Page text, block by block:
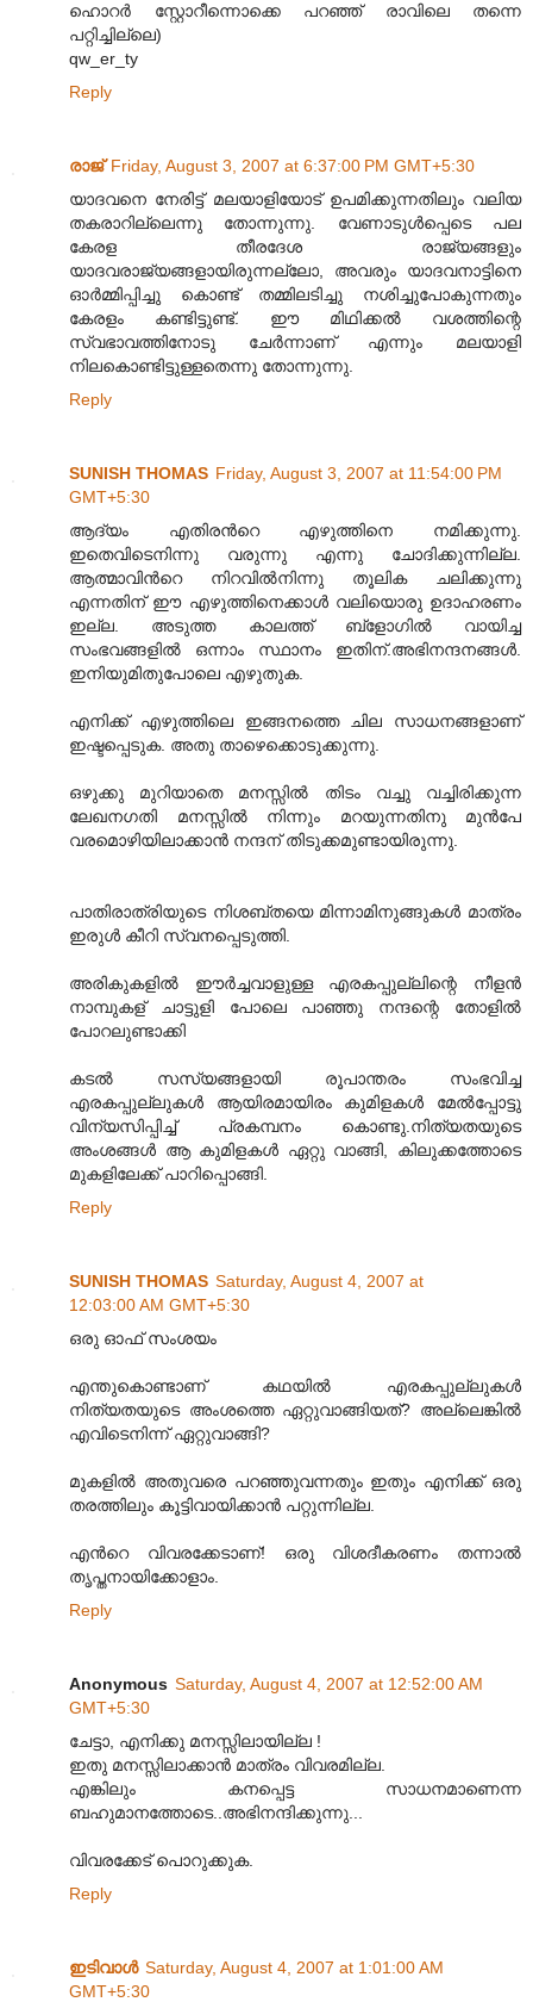
ഹൊറര്‍ സ്റ്റോറീന്നൊക്കെ പറഞ്ഞ് രാവിലെ തന്നെ
പറ്റിച്ചില്ലെ)
qw_er_ty
Reply
രാജ് Friday, August 3, 2007 at 6:37:00 PM GMT+5:30
യാദവനെ നേരിട്ട് മലയാളിയോട് ഉപമിക്കുന്നതിലും വലിയ
തകരാറില്ലെന്നു തോന്നുന്നു. വേണാടുള്‍പ്പെടെ പല
കേരള തീരദേശ രാജ്യങ്ങളും
യാദവരാജ്യങ്ങളായിരുന്നല്ലോ, അവരും യാദവനാട്ടിനെ
ഓര്‍മ്മിപ്പിച്ചു കൊണ്ട് തമ്മിലടിച്ചു നശിച്ചുപോകുന്നതും
കേരളം കണ്ടിട്ടുണ്ട്. ഈ മിഥിക്കല്‍ വശത്തിന്റെ
സ്വഭാവത്തിനോടു ചേര്‍ന്നാണ് എന്നും മലയാളി
നിലകൊണ്ടിട്ടുള്ളതെന്നു തോന്നുന്നു.
Reply
SUNISH THOMAS Friday, August 3, 2007 at 11:54:00 PM
GMT+5:30
ആദ്യം എതിരന്‍റെ എഴുത്തിനെ നമിക്കുന്നു.
ഇതെവിടെനിന്നു വരുന്നു എന്നു ചോദിക്കുന്നില്ല.
ആത്മാവിന്‍റെ നിറവില്‍നിന്നു തൂലിക ചലിക്കുന്നു
എന്നതിന് ഈ എഴുത്തിനെക്കാള്‍ വലിയൊരു ഉദാഹരണം
ഇല്ല. അടുത്ത കാലത്ത് ബ്ളോഗില്‍ വായിച്ച
സംഭവങ്ങളില്‍ ഒന്നാം സ്ഥാനം ഇതിന്.അഭിനന്ദനങ്ങള്‍.
ഇനിയുമിതുപോലെ എഴുതുക.
എനിക്ക് എഴുത്തിലെ ഇങ്ങനത്തെ ചില സാധനങ്ങളാണ്
ഇഷ്ടപ്പെടുക. അതു താഴെക്കൊടുക്കുന്നു.
ഒഴുക്കു മുറിയാതെ മനസ്സില്‍ തിടം വച്ചു വച്ചിരിക്കുന്ന
ലേഖനഗതി മനസ്സില്‍ നിന്നും മറയുന്നതിനു മുന്‍പേ
വരമൊഴിയിലാക്കാന്‍ നന്ദന് തിടുക്കമുണ്ടായിരുന്നു.
പാതിരാത്രിയുടെ നിശബ്തയെ മിന്നാമിനുങ്ങുകള്‍ മാത്രം
ഇരുള്‍ കീറി സ്വനപ്പെടുത്തി.
അരികുകളില്‍ ഈ‍ര്‍ച്ചവാളുള്ള എരകപ്പുല്ലിന്റെ നീളന്‍
നാമ്പുകള് ‍ചാട്ടുളി പോലെ പാഞ്ഞു നന്ദന്റെ തോളില്‍‍
പോറലുണ്ടാക്കി
കടല്‍ സസ്യങ്ങളായി രൂപാന്തരം സംഭവിച്ച
എരകപ്പുല്ലുകള്‍ ആയിരമായിരം കുമിളകള്‍‍ മേല്‍പ്പോട്ടു
വിന്യസിപ്പിച്ച് പ്രകമ്പനം കൊണ്ടു.നിത്യതയുടെ
അംശങ്ങള്‍ ആ കുമിളകള്‍‍ ഏറ്റു വാങ്ങി, കിലുക്കത്തോടെ
മുകളിലേക്ക് പാറിപ്പൊങ്ങി.
Reply
SUNISH THOMAS Saturday, August 4, 2007 at
12:03:00 AM GMT+5:30
ഒരു ഓഫ് സംശയം
എന്തുകൊണ്ടാണ് കഥയില്‍ എരകപ്പുല്ലുകള്‍
നിത്യതയുടെ അംശത്തെ ഏറ്റുവാങ്ങിയത്? അല്ലെങ്കില്‍
എവിടെനിന്ന് ഏറ്റുവാങ്ങി?
മുകളില്‍ അതുവരെ പറഞ്ഞുവന്നതും ഇതും എനിക്ക് ഒരു
തരത്തിലും കൂട്ടിവായിക്കാന്‍ പറ്റുന്നില്ല.
എന്‍റെ വിവരക്കേടാണ്! ഒരു വിശദീകരണം തന്നാല്‍
തൃപ്തനായിക്കോളാം.
Reply
Anonymous Saturday, August 4, 2007 at 12:52:00 AM
GMT+5:30
ചേട്ടാ, എനിക്കു മനസ്സിലായില്ല !
ഇതു മനസ്സിലാക്കാന്‍ മാത്രം വിവരമില്ല.
എങ്കിലും കനപ്പെട്ട സാധനമാണെന്ന
ബഹുമാനത്തോടെ..അഭിനന്ദിക്കുന്നു...
വിവരക്കേട് പൊറുക്കുക.
Reply
ഇടിവാള്‍ Saturday, August 4, 2007 at 1:01:00 AM
GMT+5:30